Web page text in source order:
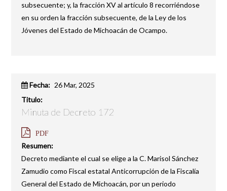
subsecuente; y, la fracción XV al artículo 8 recorriéndose
en su orden la fracción subsecuente, de la Ley de los
Jóvenes del Estado de Michoacán de Ocampo.
Fecha: 26 Mar, 2025
Titulo:
Minuta de Decreto 172
PDF
Resumen:
Decreto mediante el cual se elige a la C. Marisol Sánchez
Zamudio como Fiscal estatal Anticorrupción de la Fiscalía
General del Estado de Michoacán, por un periodo